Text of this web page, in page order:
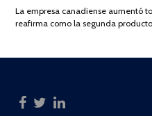
La empresa canadiense aumentó
reafirma como la segunda